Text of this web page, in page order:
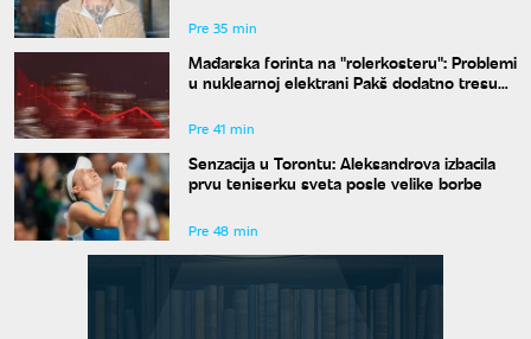
Pre 35 min
Mađarska forinta na "rolerkosteru": Problemi
u nuklearnoj elektrani Pakš dodatno tresu
Pre 41 min
Senzacija u Torontu: Aleksandrova izbacila
prvu teniserku sveta posle velike borbe
Pre 48 min